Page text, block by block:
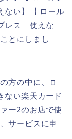
い】【 ロール
レス 使えな
とにしまし
方の中に、ロ
ない楽天カード
ー2のお店で使
サービスに申